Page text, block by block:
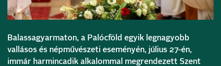
Balassagyarmaton, a Palócföld egyik legnagyobb
vallásos és népművészeti eseményén, július 27-én,
immár harmincadik alkalommal megrendezett Szent